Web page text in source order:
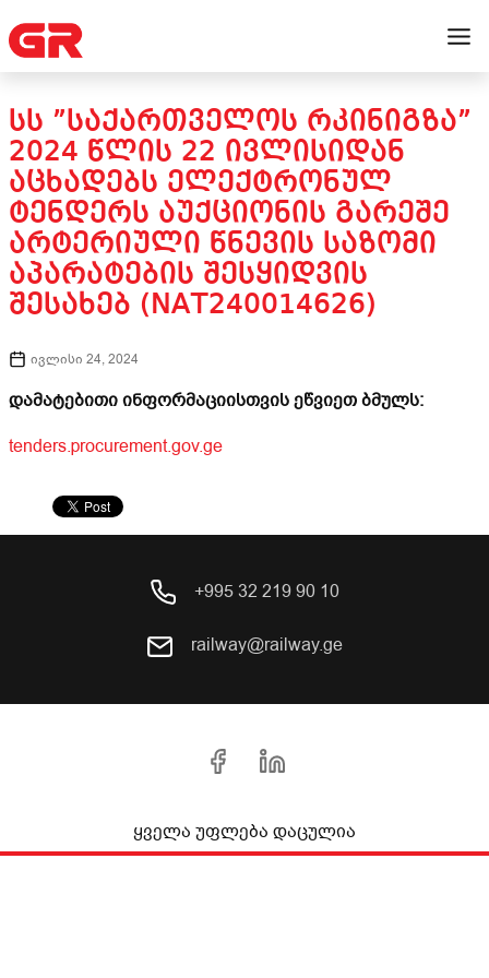
ᲡᲡ ”ᲡᲐᲥᲐᲠᲗᲕᲔᲚᲝᲡ ᲠᲙᲘᲜᲘᲒᲖᲐ”
2024 ᲬᲚᲘᲡ 22 ᲘᲕᲚᲘᲡᲘᲓᲐᲜ
ᲐᲪᲮᲐᲓᲔᲑᲡ ᲔᲚᲔᲥᲢᲠᲝᲜᲣᲚ
ᲢᲔᲜᲓᲔᲠᲡ ᲐᲣᲥᲪᲘᲝᲜᲘᲡ ᲒᲐᲠᲔᲨᲔ
ᲐᲠᲢᲔᲠᲘᲣᲚᲘ ᲬᲜᲔᲕᲘᲡ ᲡᲐᲖᲝᲛᲘ
ᲐᲞᲐᲠᲐᲢᲔᲑᲘᲡ ᲨᲔᲡᲧᲘᲓᲕᲘᲡ
ᲨᲔᲡᲐᲮᲔᲑ (NAT240014626)
ივლისი 24, 2024
დამატებითი ინფორმაციისთვის ეწვიეთ ბმულს:
tenders.procurement.gov.ge
+995 32 219 90 10
railway@railway.ge
ყველა უფლება დაცულია